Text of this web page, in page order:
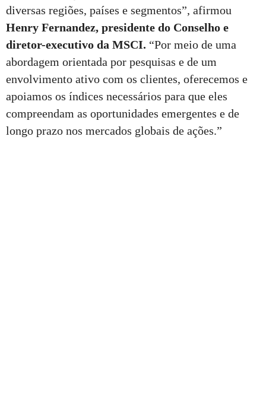
diversas regiões, países e segmentos”, afirmou
Henry Fernandez, presidente do Conselho e
diretor-executivo da MSCI. “Por meio de uma
abordagem orientada por pesquisas e de um
envolvimento ativo com os clientes, oferecemos e
apoiamos os índices necessários para que eles
compreendam as oportunidades emergentes e de
longo prazo nos mercados globais de ações.”